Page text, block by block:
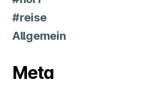
#reise
Allgemein
Meta